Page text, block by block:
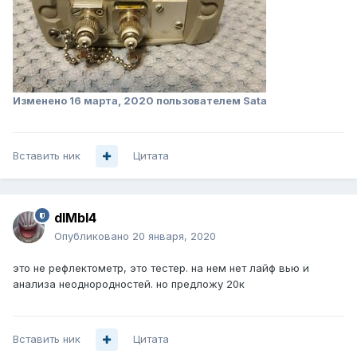
Изменено 16 марта, 2020 пользователем Sata
Вставить ник Цитата
dIMbI4
Опубликовано 20 января, 2020
это не рефлектометр, это тестер. на нем нет лайф вью и
анализа неоднородностей. но предложу 20к
Вставить ник Цитата